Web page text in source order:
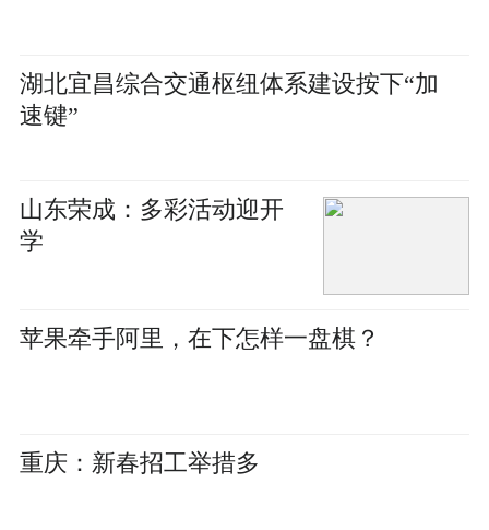
湖北宜昌综合交通枢纽体系建设按下“加
速键”
山东荣成：多彩活动迎开
学
苹果牵手阿里，在下怎样一盘棋？
重庆：新春招工举措多